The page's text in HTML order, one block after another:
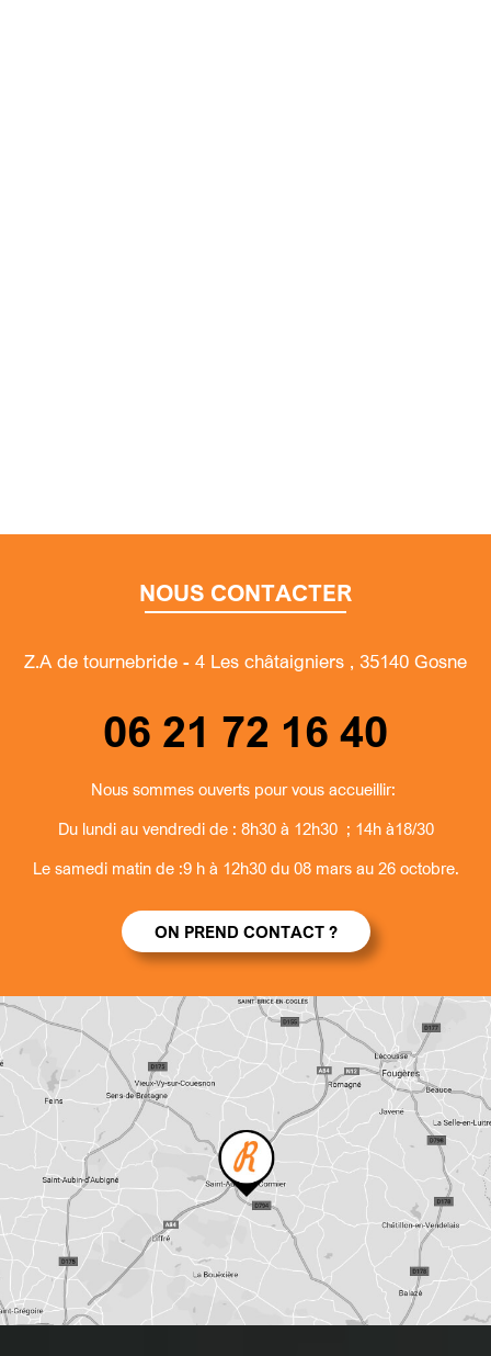
NOUS CONTACTER
Z.A de tournebride - 4 Les châtaigniers , 35140 Gosne
06 21 72 16 40
Nous sommes ouverts pour vous accueillir:
Du lundi au vendredi de : 8h30 à 12h30 ; 14h à18/30
Le samedi matin de :9 h à 12h30 du 08 mars au 26 octobre.
ON PREND CONTACT ?